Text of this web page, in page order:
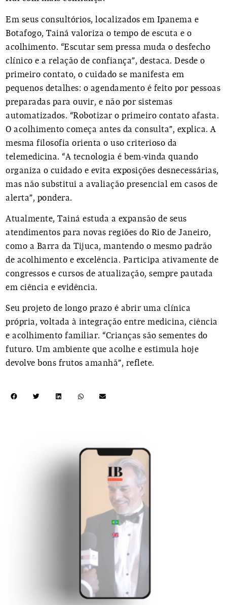
Em seus consultórios, localizados em Ipanema e
Botafogo, Tainá valoriza o tempo de escuta e o
acolhimento. “Escutar sem pressa muda o desfecho
clínico e a relação de confiança”, destaca. Desde o
primeiro contato, o cuidado se manifesta em
pequenos detalhes: o agendamento é feito por pessoas
preparadas para ouvir, e não por sistemas
automatizados. “Robotizar o primeiro contato afasta.
O acolhimento começa antes da consulta”, explica. A
mesma filosofia orienta o uso criterioso da
telemedicina. “A tecnologia é bem-vinda quando
organiza o cuidado e evita exposições desnecessárias,
mas não substitui a avaliação presencial em casos de
alerta”, pondera.
Atualmente, Tainá estuda a expansão de seus
atendimentos para novas regiões do Rio de Janeiro,
como a Barra da Tijuca, mantendo o mesmo padrão
de acolhimento e excelência. Participa ativamente de
congressos e cursos de atualização, sempre pautada
em ciência e evidência.
Seu projeto de longo prazo é abrir uma clínica
própria, voltada à integração entre medicina, ciência
e acolhimento familiar. “Crianças são sementes do
futuro. Um ambiente que acolhe e estimula hoje
devolve bons frutos amanhã”, reflete.